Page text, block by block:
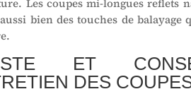
Les coupes mi-longues reflets
bien des touches de balayage
ET
DES